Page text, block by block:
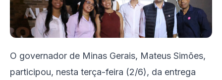
O governador de Minas Gerais, Mateus Simões,
participou, nesta terça-feira (2/6), da entrega